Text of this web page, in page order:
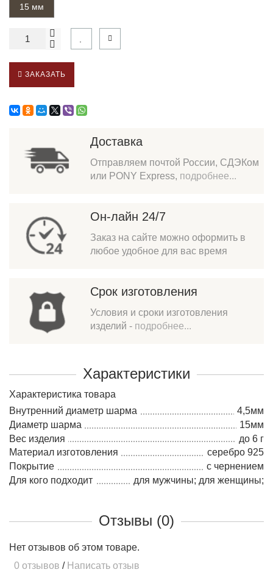
15 мм
ЗАКАЗАТЬ
Доставка
Отправляем почтой России, СДЭКом
или PONY Express, подробнее...
Он-лайн 24/7
Заказ на сайте можно оформить в
любое удобное для вас время
Срок изготовления
Условия и сроки изготовления
изделий - подробнее...
Характеристики
Характеристика товара
Внутренний диаметр шарма
4,5мм
Диаметр шарма
15мм
Вес изделия
до 6 г
Материал изготовления
серебро 925
Покрытие
с чернением
Для кого подходит
для мужчины; для женщины;
Отзывы (0)
Нет отзывов об этом товаре.
0 отзывов / Написать отзыв